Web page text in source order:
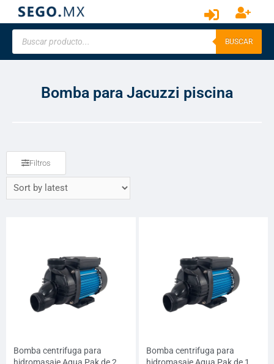
BUSCAR
Bomba para Jacuzzi piscina
Filtros
Bomba centrifuga para
Bomba centrifuga para